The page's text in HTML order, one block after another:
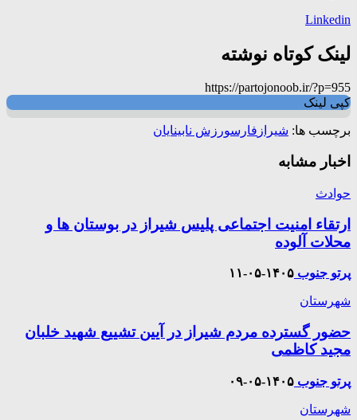
Linkedin
لینک کوتاه نوشته
https://partojonoob.ir/?p=955
کپی لینک
برچسب ها: شیراز فارسورزش نابینایان
اخبار مشابه
حوادث
ارتقاء امنیت اجتماعی پلیس شیراز در بوستان ها و
محلات آلوده
پرتو جنوب ۱۴۰۵-۰۵-۱۱
شهرستان
حضور گسترده مردم شیراز در آیین تشییع شهید خلبان
مجید کاظمی
پرتو جنوب ۱۴۰۵-۰۵-۰۹
شهرستان